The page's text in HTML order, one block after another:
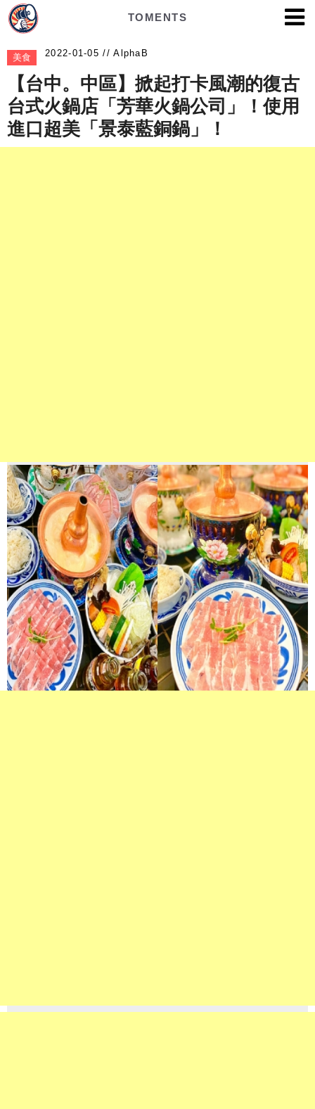
TOMENTS
美食 AlphaB
【台中。中區】掀起打卡風潮的復古
台式火鍋店「芳華火鍋公司」！使用
進口超美「景泰藍銅鍋」！